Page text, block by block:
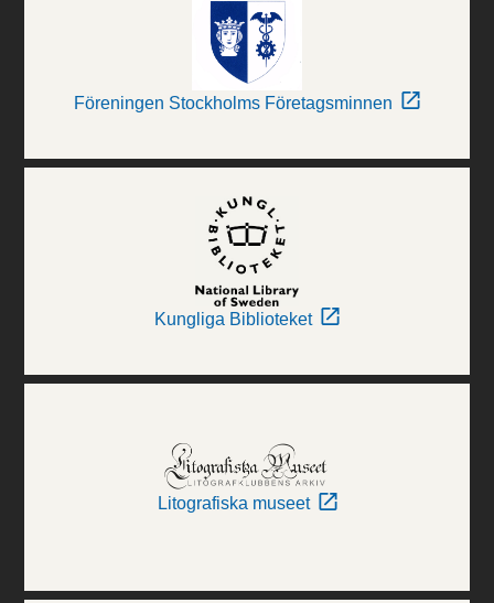
Föreningen Stockholms Företagsminnen
Kungliga Biblioteket
Litografiska museet